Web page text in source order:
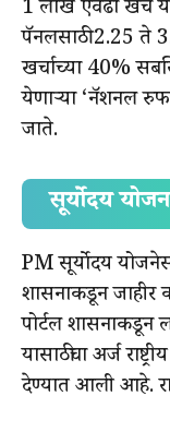
1 लाख एवढा खर्च
पॅनलसाठी 2.25 ते
खर्चाच्या 40%
येणाऱ्या ‘नॅशनल
जाते.
सूर्योदय
PM सूर्योदय
शासनाकडून जाहीर
पोर्टल
यासाठीचा अर्ज
देण्यात आली आहे.